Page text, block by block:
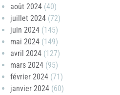
août 2024(40)
juillet 2024(72)
juin 2024(145)
mai 2024(149)
avril 2024(127)
mars 2024(95)
février 2024(71)
janvier 2024(60)